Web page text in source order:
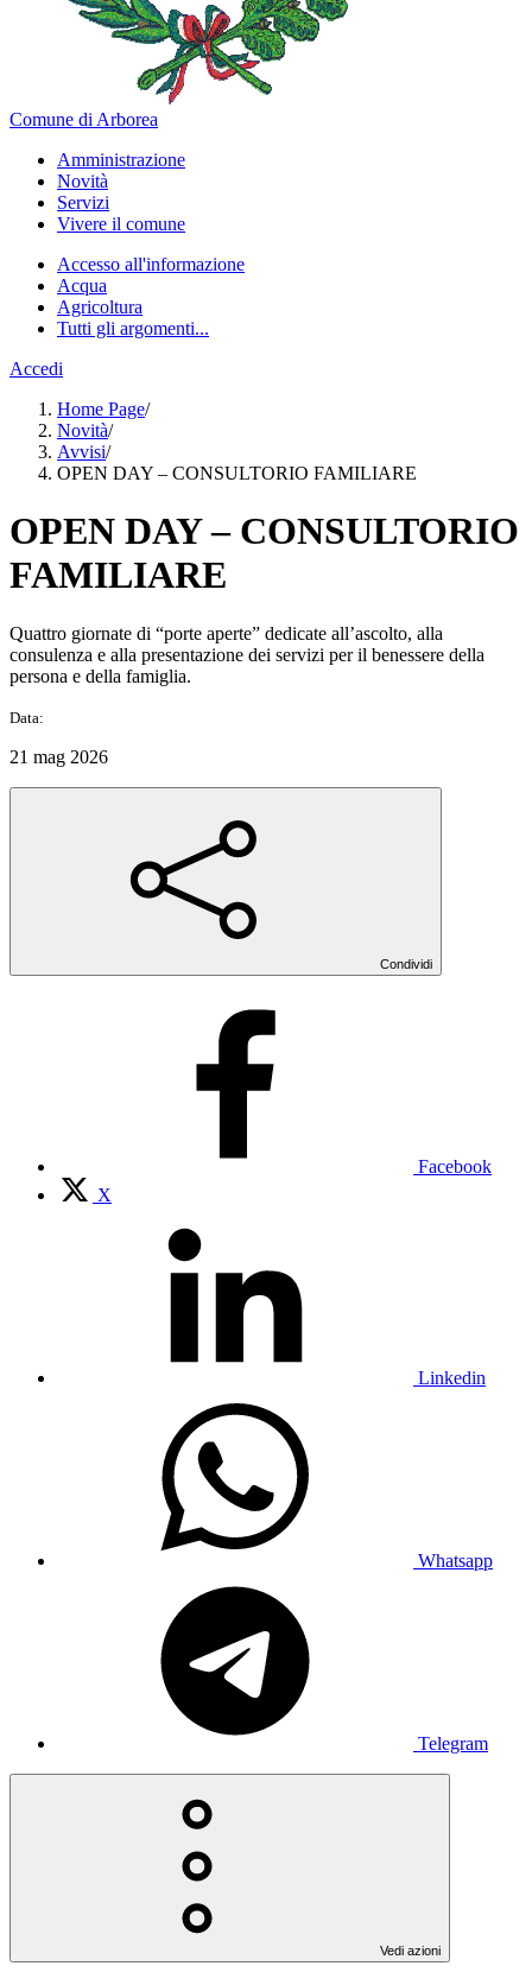
Comune di Arborea
Amministrazione
Novità
Servizi
Vivere il comune
Accesso all'informazione
Acqua
Agricoltura
Tutti gli argomenti...
Accedi
Home Page/
Novità/
Avvisi/
OPEN DAY – CONSULTORIO FAMILIARE
OPEN DAY – CONSULTORIO
FAMILIARE
Quattro giornate di “porte aperte” dedicate all’ascolto, alla
consulenza e alla presentazione dei servizi per il benessere della
persona e della famiglia.
Data:
21 mag 2026
Condividi
Facebook
X
Linkedin
Whatsapp
Telegram
Vedi azioni